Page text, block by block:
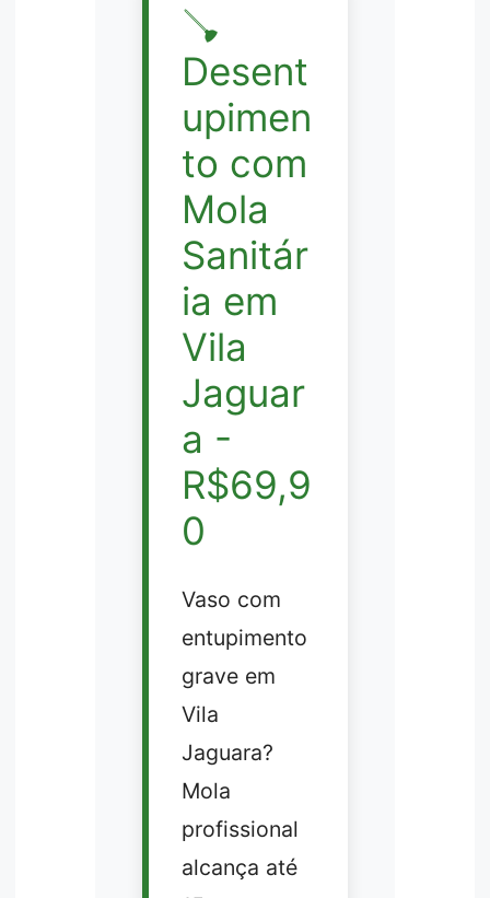
🪠
Desent
upimen
to com
Mola
Sanitár
ia em
Vila
Jaguar
a -
R$69,9
0
Vaso com
entupimento
grave em
Vila
Jaguara?
Mola
profissional
alcança até